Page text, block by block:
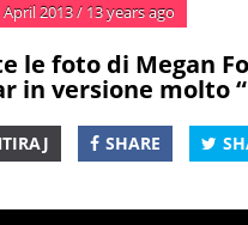
April 2013/ 13 years ago
le foto di Megan
in versione molto
SHARE